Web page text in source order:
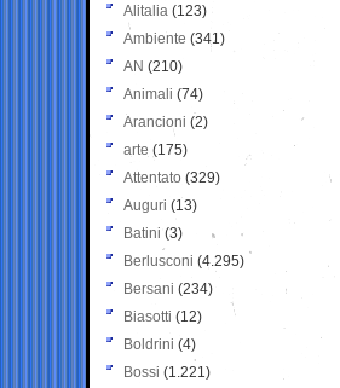
Alitalia (123)
Ambiente (341)
AN (210)
Animali (74)
Arancioni (2)
arte (175)
Attentato (329)
Auguri (13)
Batini (3)
Berlusconi (4.295)
Bersani (234)
Biasotti (12)
Boldrini (4)
Bossi (1.221)